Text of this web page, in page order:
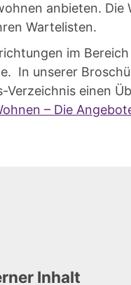
anbieten. Die
Wartelisten.
im
In unserer
einen
– Die
Inhalt